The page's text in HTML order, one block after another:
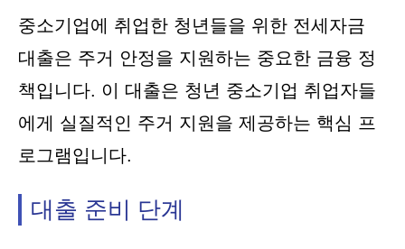
중소기업에 취업한 청년들을 위한 전세자금
대출은 주거 안정을 지원하는 중요한 금융 정
책입니다. 이 대출은 청년 중소기업 취업자들
에게 실질적인 주거 지원을 제공하는 핵심 프
로그램입니다.
대출 준비 단계